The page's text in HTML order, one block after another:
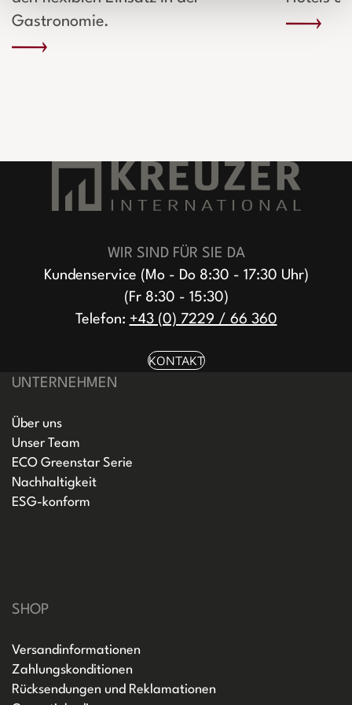
Gastronomie.
WIR SIND FÜR SIE DA
Kundenservice (Mo - Do 8:30 - 17:30 Uhr)
(Fr 8:30 - 15:30)
Telefon: +43 (0) 7229 / 66 360
KONTAKT
UNTERNEHMEN
Über uns
Unser Team
ECO Greenstar Serie
Nachhaltigkeit
ESG-konform
SHOP
Versandinformationen
Zahlungskonditionen
Rücksendungen und Reklamationen